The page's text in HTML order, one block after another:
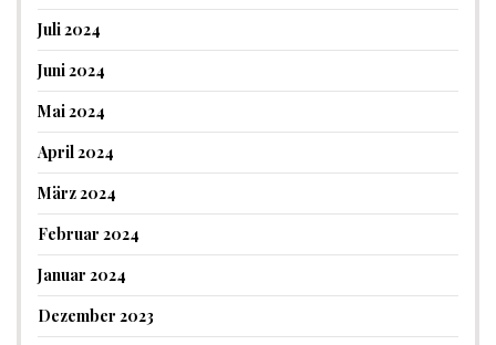
Juli 2024
Juni 2024
Mai 2024
April 2024
März 2024
Februar 2024
Januar 2024
Dezember 2023